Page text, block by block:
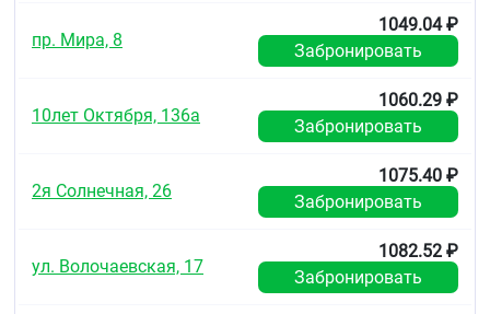
пр. Мира, 8
1049.04 ₽
Забронировать
10лет Октября, 136а
1060.29 ₽
Забронировать
2я Солнечная, 26
1075.40 ₽
Забронировать
ул. Волочаевская, 17
1082.52 ₽
Забронировать